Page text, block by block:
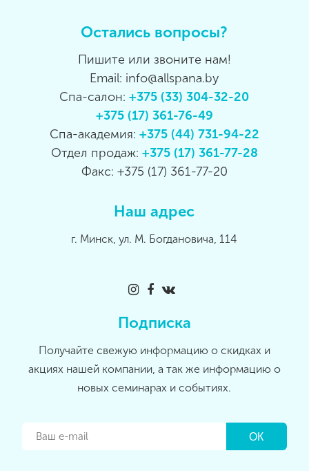
Остались вопросы?
Пишите или звоните нам!
Email: info@allspana.by
Спа-салон:+375 (33) 304-32-20
+375 (17) 361-76-49
Спа-академия: +375 (44) 731-94-22
Отдел продаж: +375 (17) 361-77-28
Факс: +375 (17) 361-77-20
Наш адрес
г. Минск, ул. М. Богдановича, 114
Подписка
Получайте свежую информацию о скидках и
акциях нашей компании, а так же информацию о
новых семинарах и событиях.